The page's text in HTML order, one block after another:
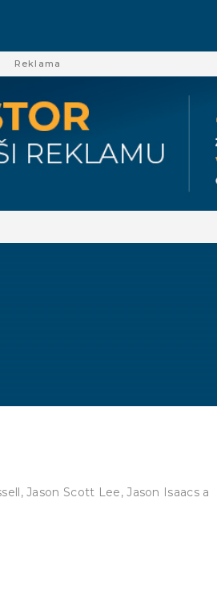
Reklama
Jason Scott Lee, Jason Isaacs a